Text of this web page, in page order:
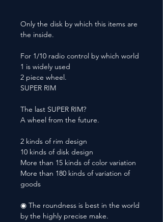
Only the disk by which this items are
the inside.
For 1/10 radio control by which world
1 is widely used
2 piece wheel.
SUPER RIM
The last SUPER RIM?
A wheel from the future.
2 kinds of rim design
10 kinds of disk design
More than 15 kinds of color variation
More than 180 kinds of variation of
goods
◉ The roundness is best in the world
by the highly precise make.